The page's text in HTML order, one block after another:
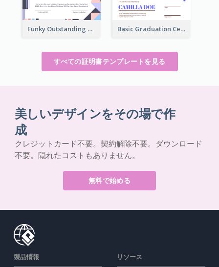
Funky Outstanding Shapes Certificate Design Template Ideas Basic Graduation Certificate With Campus Photo Design
すべての証明書テンプレートを見る
美しいデザインをその場で作
成
クレジットカード不要。契約解除不要。ダウンロード
不要。隠れたコストもありません。
無料で始める
製品情報 リソース